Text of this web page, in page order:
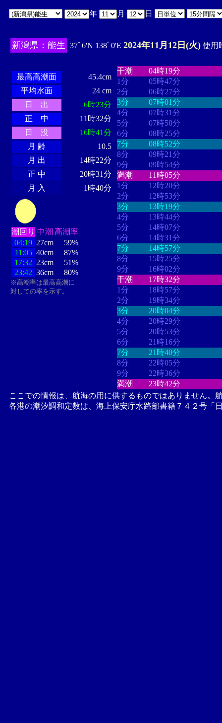
年 月 日
新潟県：能生 37ﾟ6'N 138ﾟ0'E 2024年11月12日(火) 使用
最高高潮面
45.4cm
平均水面
24 cm
日 出
6時23分
正 中
11時32分
日 没
16時41分
月 齢
10.5
月 出
14時22分
正 中
20時31分
月 入
1時40分
潮回り 中潮 高潮率
04:19 27cm
59%
11:05 40cm
87%
17:32 23cm
51%
23:42 36cm 80%
※高潮率は最高高潮に
対しての率を示す。
干潮
04時19分
1分
05時47分
2分
06時27分
3分
07時01分
4分
07時31分
5分
07時58分
6分
08時25分
7分
08時52分
8分
09時21分
9分
09時54分
満潮
11時05分
1分
12時20分
2分
12時53分
3分
13時19分
4分
13時44分
5分
14時07分
6分
14時31分
7分
14時57分
8分
15時25分
9分
16時02分
干潮
17時32分
1分
18時57分
2分
19時34分
3分
20時04分
4分
20時29分
5分
20時53分
6分
21時16分
7分
21時40分
8分
22時05分
9分
22時36分
満潮
23時42分
ここでの情報は、航海の用に供するものではありません。
各港の潮汐調和定数は、海上保安庁水路部書籍７４２号「